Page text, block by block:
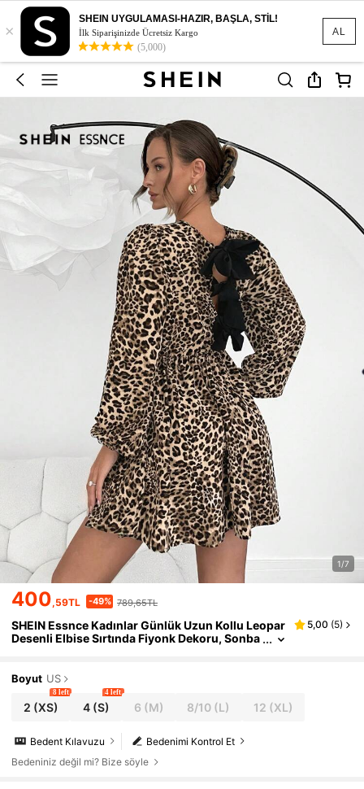
AL
×
SHEIN UYGULAMASI-HAZIR, BAŞLA, STİL!
İlk Siparişinizde Ücretsiz Kargo
(5,000)
1/7
400,59TL -49% 789,65TL
SHEIN Essnce Kadınlar Günlük Uzun Kollu Leopar
Desenli Elbise Sırtında Fiyonk Dekoru, Sonba
5,00 (5)
Boyut US
2 (XS)
8 left
4(S)
4 left
6 (M) 8/10 (L) 12 (XL)
Bedenimi Kontrol Et
Bedent Kılavuzu
Bedeniniz değil mi? Bize söyle